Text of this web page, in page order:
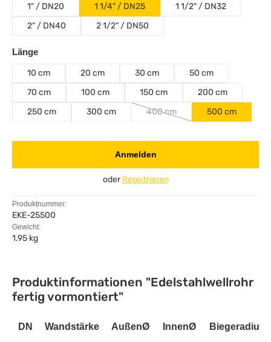
1" / DN20
1 1/4" / DN25
1 1/2" / DN32
2" / DN40
2 1/2" / DN50
Längeauswählen
10 cm 20 cm 30 cm
50 cm
70 cm
100 cm 150 cm
200 cm
250 cm
300 cm 400 cm
(Diese Option ist zurzeit nicht
500 cm
Anmelden
oderRegistrieren
Produktnummer:
EKE-25500
Gewicht:
1.95 kg
Produktinformationen "Edelstahlwellrohr
fertig vormontiert"
DN Wandstärke AußenØ InnenØ Biegeradius